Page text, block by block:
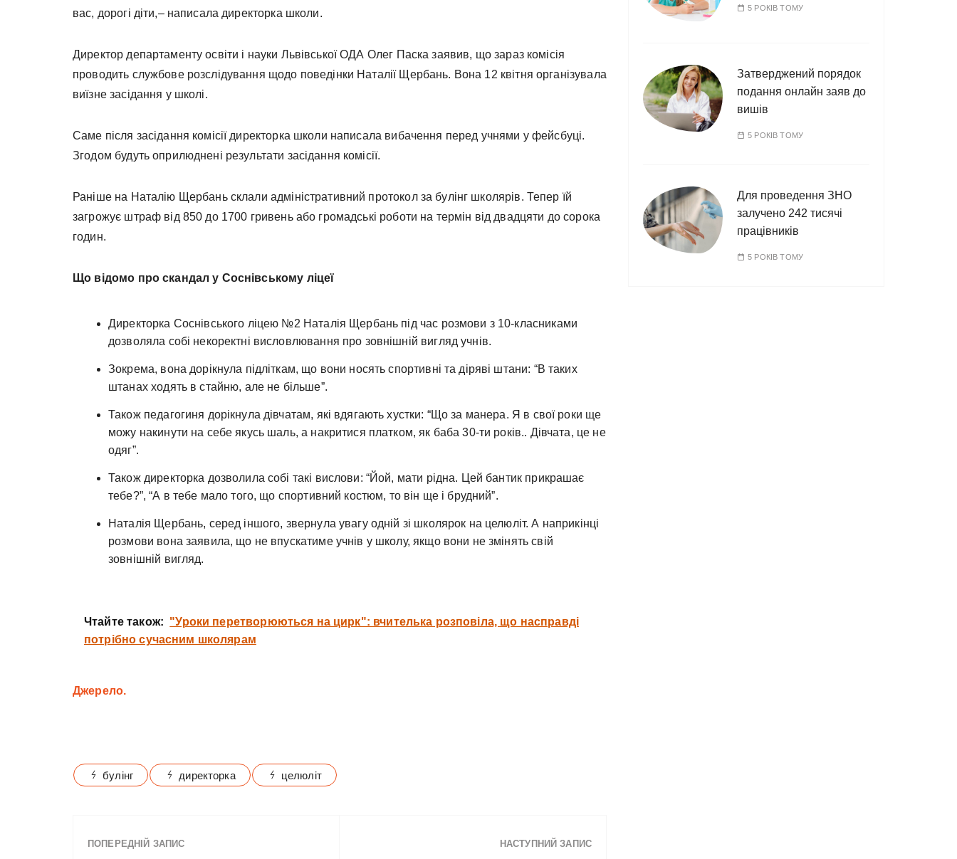
вас, дорогі діти,– написала директорка школи.
Директор департаменту освіти і науки Львівської ОДА Олег Паска заявив, що зараз комісія
проводить службове розслідування щодо поведінки Наталії Щербань. Вона 12 квітня організувала
виїзне засідання у школі.
Саме після засідання комісії директорка школи написала вибачення перед учнями у фейсбуці.
Згодом будуть оприлюднені результати засідання комісії.
Раніше на Наталію Щербань склали адміністративний протокол за булінг школярів. Тепер їй
загрожує штраф від 850 до 1700 гривень або громадські роботи на термін від двадцяти до сорока
годин.
Що відомо про скандал у Соснівському ліцеї
Директорка Соснівського ліцею №2 Наталія Щербань під час розмови з 10-класниками
дозволяла собі некоректні висловлювання про зовнішній вигляд учнів.
Зокрема, вона дорікнула підліткам, що вони носять спортивні та діряві штани: “В таких
штанах ходять в стайню, але не більше”.
Також педагогиня дорікнула дівчатам, які вдягають хустки: “Що за манера. Я в свої роки ще
можу накинути на себе якусь шаль, а накритися платком, як баба 30-ти років.. Дівчата, це не
одяг”.
Також директорка дозволила собі такі вислови: “Йой, мати рідна. Цей бантик прикрашає
тебе?”, “А в тебе мало того, що спортивний костюм, то він ще і брудний”.
Наталія Щербань, серед іншого, звернула увагу одній зі школярок на целюліт. А наприкінці
розмови вона заявила, що не впускатиме учнів у школу, якщо вони не змінять свій
зовнішній вигляд.
Чтайте також: "Уроки перетворюються на цирк": вчителька розповіла, що насправді
потрібно сучасним школярам
Джерело.
булінг директорка целюліт
ПОПЕРЕДНІЙ ЗАПИС НАСТУПНИЙ ЗАПИС
5 РОКІВ ТОМУ
Затверджений порядок
подання онлайн заяв до
вишів
5 РОКІВ ТОМУ
Для проведення ЗНО
залучено 242 тисячі
працівників
5 РОКІВ ТОМУ